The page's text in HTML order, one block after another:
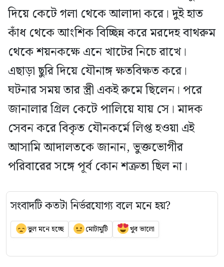
দিয়ে কেটে গলা থেকে আলাদা করে। দুই হাত
কাঁধ থেকে আংশিক বিচ্ছিন্ন করে মরদেহ বাথরুম
থেকে শয়নকক্ষে এনে খাটের নিচে রাখে।
এছাড়া ছুরি দিয়ে যৌনাঙ্গ ক্ষতবিক্ষত করে।
ঘটনার সময় তার স্ত্রী একই রুমে ছিলেন। পরে
জানালার গ্রিল কেটে পালিয়ে যায় সে। মাদক
সেবন করে বিকৃত যৌনকর্মে লিপ্ত হওয়া এই
আসামি আদালতকে জানান, ভুক্তভোগীর
পরিবারের সঙ্গে পূর্ব কোন শত্রুতা ছিল না।
সংবাদটি কতটা নির্ভরযোগ্য বলে মনে হয়?
ভুল মনে হচ্ছে মোটামুটি খুব ভালো